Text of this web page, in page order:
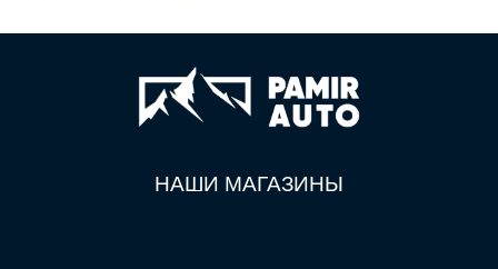
НАШИ МАГАЗИНЫ